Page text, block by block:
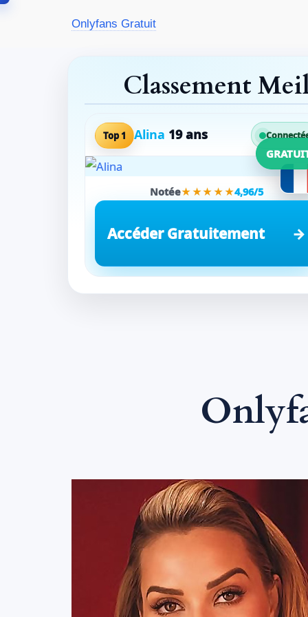
Onlyfans Gratuit
Classement
Top 1 Alina 19 ans
Notée★★★★★4,96/5
Accéder Gratuitement